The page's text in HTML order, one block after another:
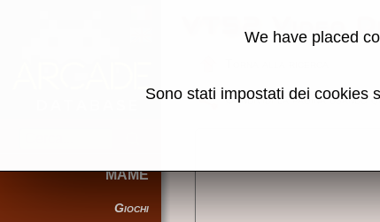
MAME
Giochi
VT52 Video
Condividi la pagina usando
We have placed
Sono stati impostati dei cookies